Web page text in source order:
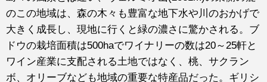
のこの地域は、森の木々も豊富な地下水や川のおかげで
大きく成長し、現地に行くと緑の濃さに驚かされる。ブ
ドウの栽培面積は500haでワイナリーの数は20～25軒と
ワイン産業に支配される土地ではなく、桃、サクラン
ボ、オリーブなども地域の重要な特産品だった。ギリシ